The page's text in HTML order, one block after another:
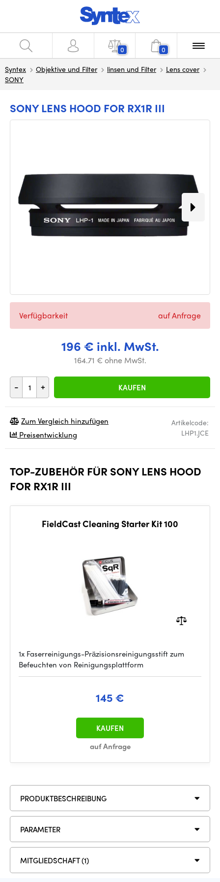
0 0
Syntex Objektive und Filter linsen und Filter
Lens cover
SONY
SONY LENS HOOD FOR RX1R III
196 € inkl. MwSt.
164.71 € ohne MwSt.
- + KAUFEN
Verfügbarkeit auf Anfrage
Artikelcode:
LHP1.JCE
Zum Vergleich hinzufügen
Preisentwicklung
TOP-ZUBEHÖR FÜR SONY LENS HOOD
FOR RX1R III
FieldCast Cleaning Starter Kit 100
1x Faserreinigungs-Präzisionsreinigungsstift zum
Befeuchten von Reinigungsplattform
145 €
auf Anfrage
KAUFEN
PRODUKTBESCHREIBUNG
PARAMETER
MITGLIEDSCHAFT (1)